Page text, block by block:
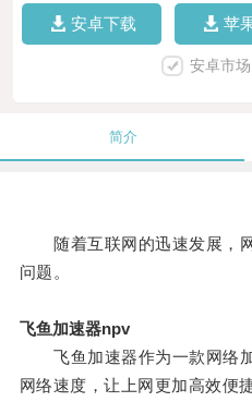
安卓下载 苹
安卓市
简介
随着互联网的迅速发展，
问题。
飞鱼加速器npv
飞鱼加速器作为一款网络
网络速度，让上网更加高效便捷